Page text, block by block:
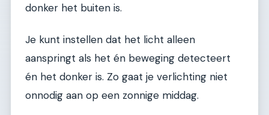
donker het buiten is.
Je kunt instellen dat het licht alleen
aanspringt als het én beweging detecteert
én het donker is. Zo gaat je verlichting niet
onnodig aan op een zonnige middag.